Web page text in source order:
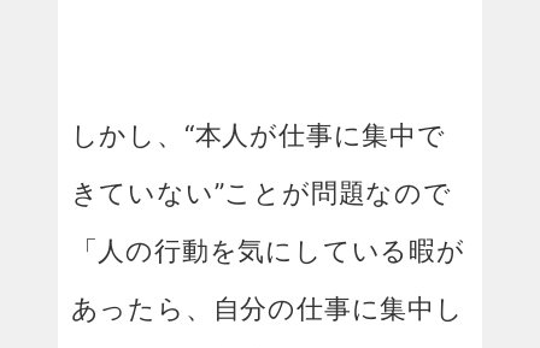
しかし、“本人が仕事に集中で
きていない”ことが問題なので
「人の行動を気にしている暇が
あったら、自分の仕事に集中し